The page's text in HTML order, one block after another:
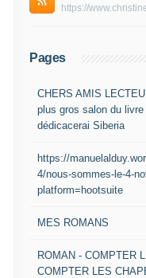
https://
Pages
CHERS AMIS
plus gros salon du
dédicacerai Siberia
https://
4/nous-sommes-le-4-
platform=hootsuite
MES ROMANS
ROMAN - COMPTER
COMPTER LES